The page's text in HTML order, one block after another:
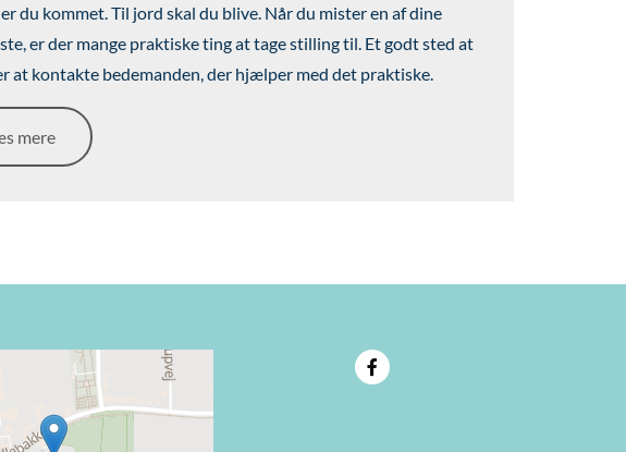
du kommet. Til jord skal du blive. Når du mister en af dine
er der mange praktiske ting at tage stilling til. Et godt sted at
at kontakte bedemanden, der hjælper med det praktiske.
mere